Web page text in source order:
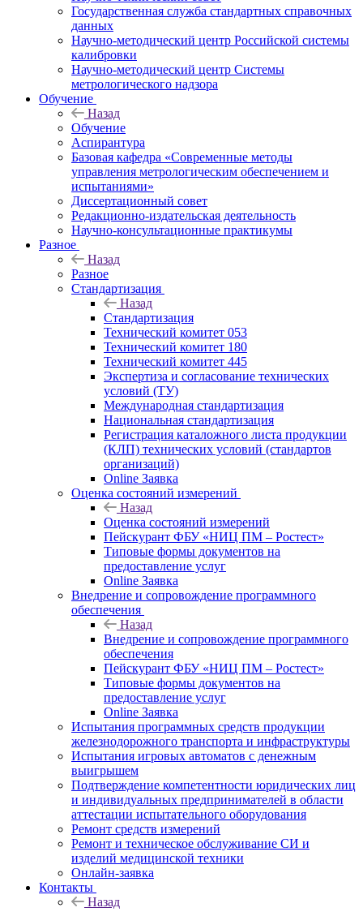
Государственная служба стандартных справочных
данных
Научно-методический центр Российской системы
калибровки
Научно-методический центр Системы
метрологического надзора
Обучение
Назад
Обучение
Аспирантура
Базовая кафедра «Современные методы
управления метрологическим обеспечением и
испытаниями»
Диссертационный совет
Редакционно-издательская деятельность
Научно-консультационные практикумы
Разное
Назад
Разное
Стандартизация
Назад
Стандартизация
Технический комитет 053
Технический комитет 180
Технический комитет 445
Экспертиза и согласование технических
условий (ТУ)
Международная стандартизация
Национальная стандартизация
Регистрация каталожного листа продукции
(КЛП) технических условий (стандартов
организаций)
Online Заявка
Оценка состояний измерений
Назад
Оценка состояний измерений
Пейскурант ФБУ «НИЦ ПМ – Ростест»
Типовые формы документов на
предоставление услуг
Online Заявка
Внедрение и сопровождение программного
обеспечения
Назад
Внедрение и сопровождение программного
обеспечения
Пейскурант ФБУ «НИЦ ПМ – Ростест»
Типовые формы документов на
предоставление услуг
Online Заявка
Испытания программных средств продукции
железнодорожного транспорта и инфраструктуры
Испытания игровых автоматов с денежным
выигрышем
Подтверждение компетентности юридических лиц
и индивидуальных предпринимателей в области
аттестации испытательного оборудования
Ремонт средств измерений
Ремонт и техническое обслуживание СИ и
изделий медицинской техники
Онлайн-заявка
Контакты
Назад